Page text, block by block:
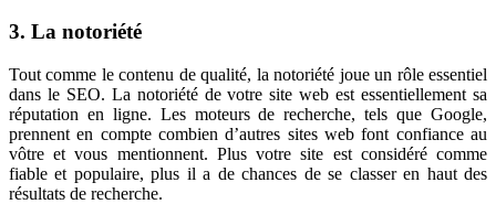
3. La notoriété
Tout comme le contenu de qualité, la notoriété joue un rôle essentiel
dans le SEO. La notoriété de votre site web est essentiellement sa
réputation en ligne. Les moteurs de recherche, tels que Google,
prennent en compte combien d’autres sites web font confiance au
vôtre et vous mentionnent. Plus votre site est considéré comme
fiable et populaire, plus il a de chances de se classer en haut des
résultats de recherche.